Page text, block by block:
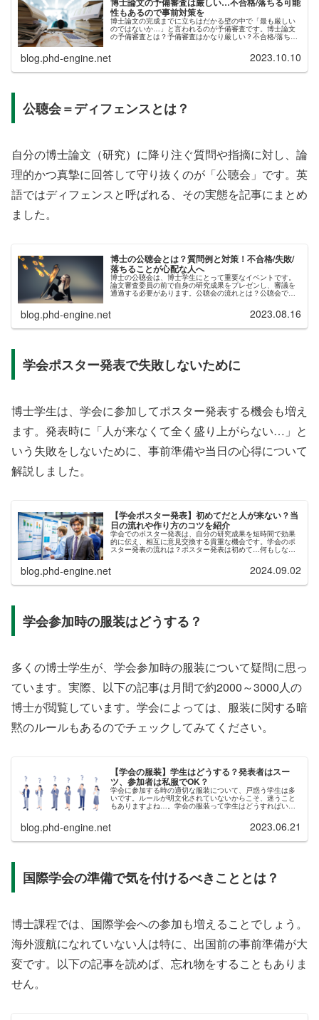
性もあるので事前対策を
博士論文の完成までに立ちはだかる壁の中で「最も厳しい
のではないか…」と言われるのが予備審査です。博士論文
の予備審査とは？予備審査はかなり厳しい？不合格/落ちる
blog.phd-engine.net 2023.10.10
公聴会＝ディフェンスとは？
自分の博士論文（研究）に降り注ぐ質問や指摘に対し、論
理的かつ真摯に回答して守り抜くのが「公聴会」です。英
語ではディフェンスと呼ばれる、その実態を記事にまとめ
ました。
博士の公聴会とは？質問例と対策！不合格/失敗/
落ちることが心配な人へ
博士の公聴会は、博士学生にとって重要なイベントです。
論文審査委員の前で自身の研究成果をプレゼンし、審議を
通過する必要があります。公聴会の流れとは？公聴会での
blog.phd-engine.net 2023.08.16
学会ポスター発表で失敗しないために
博士学生は、学会に参加してポスター発表する機会も増え
ます。発表時に「人が来なくて全く盛り上がらない…」と
いう失敗をしないために、事前準備や当日の心得について
解説しました。
【学会ポスター発表】初めてだと人が来ない？当
日の流れや作り方のコツを紹介
学会でのポスター発表は、自分の研究成果を短時間で効果
的に伝え、相互に意見交換する貴重な機会です。学会のポ
スター発表の流れは？ポスター発表は初めて…何もしない
blog.phd-engine.net 2024.09.02
学会参加時の服装はどうする？
多くの博士学生が、学会参加時の服装について疑問に思っ
ています。実際、以下の記事は月間で約2000～3000人の
博士が閲覧しています。学会によっては、服装に関する暗
黙のルールもあるのでチェックしてみてください。
【学会の服装】学生はどうする？発表者はスー
ツ、参加者は私服でOK？
学会に参加する時の適切な服装について、戸惑う学生は多
いです。ルールが明文化されていないからこそ、迷うこと
もありますよね…。学会の服装って学生はどうすればい
blog.phd-engine.net 2023.06.21
国際学会の準備で気を付けるべきこととは？
博士課程では、国際学会への参加も増えることでしょう。
海外渡航になれていない人は特に、出国前の事前準備が大
変です。以下の記事を読めば、忘れ物をすることもありま
せん。